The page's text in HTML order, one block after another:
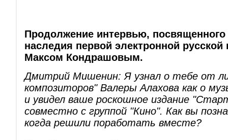
Продолжение интервью,
наследия первой электронной
Максом Кондрашовым.
Дмитрий Мишенин: Я узнал о тебе от
композиторов" Валеры Алахова как о
и увидел ваше роскошное издание
совместно с группой "Кино". Как вы
когда решили поработать вместе?